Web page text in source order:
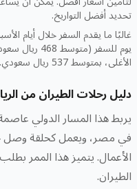
تحديد أفضل التواريخ.
غالبًا ما يقدم السفر خلال أيام
يوم للسفر
الأغلى، بمتوسط 537 ريال سعودي.
دليل رحلات الطيران من
يربط هذا المسار الدولي
في مصر، ويعمل كحلقة وصل
الأعمال. يتميز هذا الممر
الطيران.